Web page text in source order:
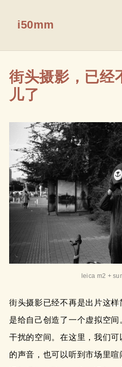
i50mm
街头摄影，已经
儿了
leica m2 +
街头摄影已经不再是出片这
是给自己创造了一个虚拟空
干扰的空间。在这里，我们
的声音，也可以听到市场里